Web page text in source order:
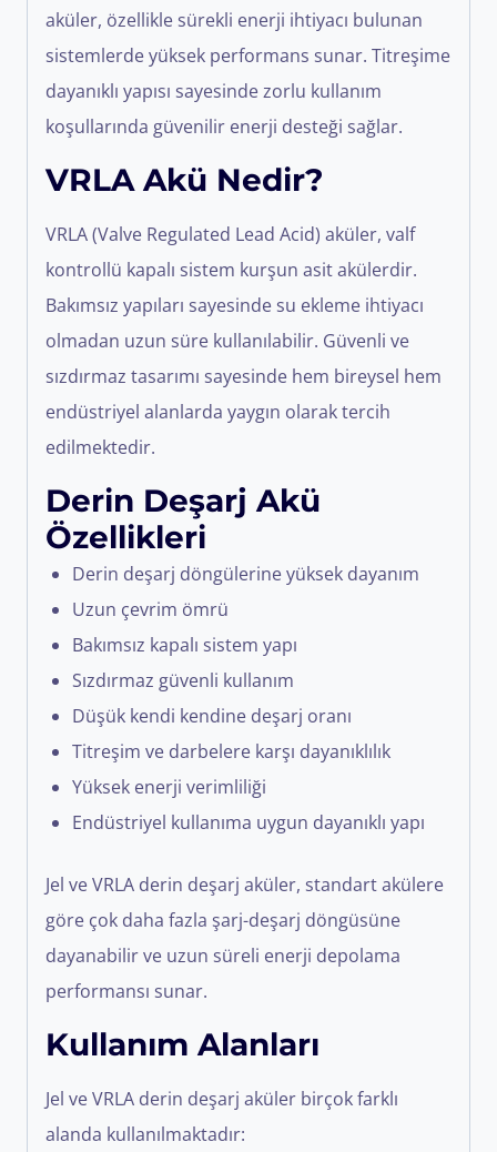
aküler, özellikle sürekli enerji ihtiyacı bulunan
sistemlerde yüksek performans sunar. Titreşime
dayanıklı yapısı sayesinde zorlu kullanım
koşullarında güvenilir enerji desteği sağlar.
VRLA Akü Nedir?
VRLA (Valve Regulated Lead Acid) aküler, valf
kontrollü kapalı sistem kurşun asit akülerdir.
Bakımsız yapıları sayesinde su ekleme ihtiyacı
olmadan uzun süre kullanılabilir. Güvenli ve
sızdırmaz tasarımı sayesinde hem bireysel hem
endüstriyel alanlarda yaygın olarak tercih
edilmektedir.
Derin Deşarj Akü
Özellikleri
Derin deşarj döngülerine yüksek dayanım
Uzun çevrim ömrü
Bakımsız kapalı sistem yapı
Sızdırmaz güvenli kullanım
Düşük kendi kendine deşarj oranı
Titreşim ve darbelere karşı dayanıklılık
Yüksek enerji verimliliği
Endüstriyel kullanıma uygun dayanıklı yapı
Jel ve VRLA derin deşarj aküler, standart akülere
göre çok daha fazla şarj-deşarj döngüsüne
dayanabilir ve uzun süreli enerji depolama
performansı sunar.
Kullanım Alanları
Jel ve VRLA derin deşarj aküler birçok farklı
alanda kullanılmaktadır: